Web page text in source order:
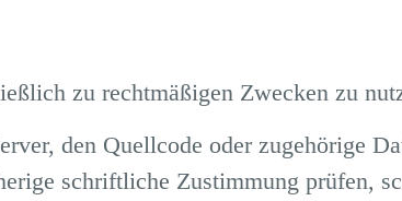
zu rechtmäßigen Zwecken zu
den Quellcode oder zugehörige
schriftliche Zustimmung prüfen,